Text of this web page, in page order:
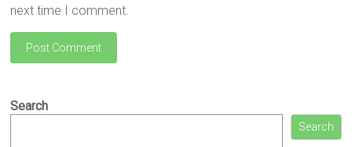
next time I comment.
Search
Search